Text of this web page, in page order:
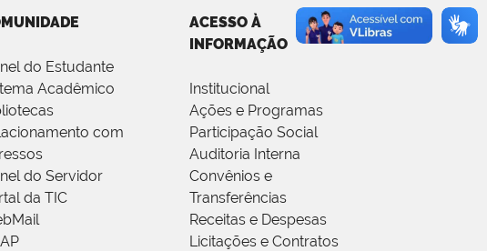
do Estudante
Acadêmico
com
do Servidor
da TIC
ACESSO À
INFORMAÇÃO
Institucional
Ações e Programas
Participação Social
Auditoria Interna
Convênios e
Transferências
Receitas e Despesas
Licitações e Contratos